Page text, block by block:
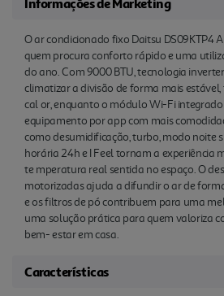
O ar condicionado fixo Daitsu DS09KTP4
quem procura conforto rápido e uma
do ano. Com 9000 BTU, tecnologia
climatizar a divisão de forma mais
cal or, enquanto o módulo Wi-Fi
equipamento por app com mais
como desumidificação, turbo, modo noite
horária 24h e I Feel tornam a experiência
te mperatura real sentida no espaço. O
motorizadas ajuda a difundir o ar de
e os filtros de pó contribuem para uma
uma solução prática para quem valoriza
bem- estar em casa.
Características